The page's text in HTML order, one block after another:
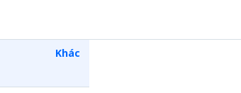
Khác